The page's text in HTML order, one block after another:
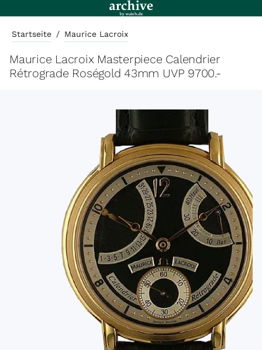
Startseite / Maurice Lacroix
Maurice Lacroix Masterpiece Calendrier
Rétrograde Roségold 43mm UVP 9700.-